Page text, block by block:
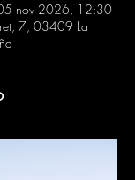
nov 2026, 12:30
7, 03409 La